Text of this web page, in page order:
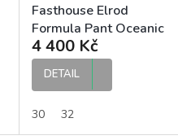
Fasthouse Elrod
Formula Pant Oceanic
Mint Hyper Coral MX
kalhoty
4 400 Kč
DETAIL
30 32